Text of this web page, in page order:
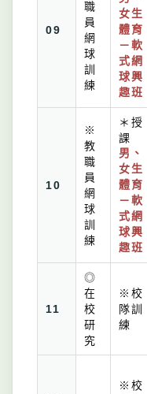
09
職
員
網
球
訓
練
女生
體育
－軟
式網
球興
趣班
10
※
教
職
員
網
球
訓
練
＊授
課
男、
女生
體育
－軟
式網
球興
趣班
11
◎
在
校
研
究
※校
隊訓
練
※校